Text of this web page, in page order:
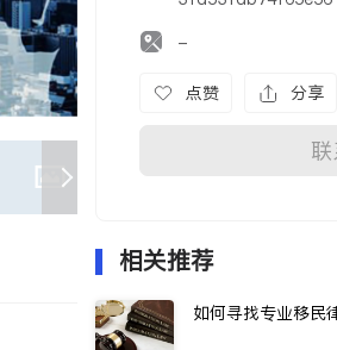
-
点赞 分享
相关推荐
如何寻找专业移民